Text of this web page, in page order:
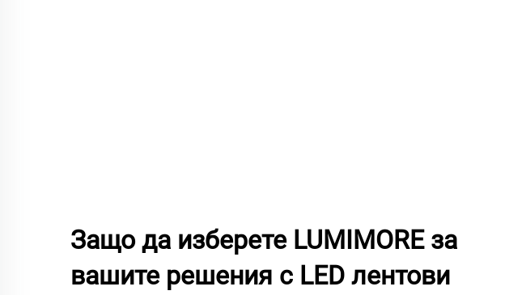
Защо да изберете LUMIMORE за
вашите решения с LED лентови